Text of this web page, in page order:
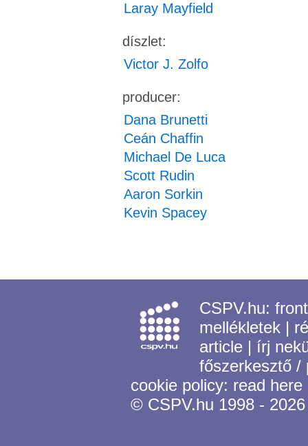
Laray Mayfield
díszlet:
Victor J. Zolfo
producer:
Dana Brunetti
Ceán Chaffin
Michael De Luca
Scott Rudin
Aaron Sorkin
Kevin Spacey
CSPV.hu:
mellékletek |
article | írj
főszerkesztő
cookie policy: read here
© CSPV.hu 1998 - 2026